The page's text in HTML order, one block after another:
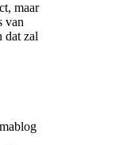
maar
van
dat zal